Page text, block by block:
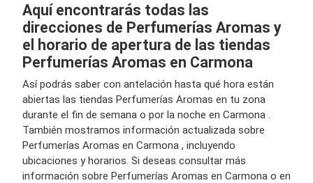
Aquí encontrarás todas las
direcciones de Perfumerías Aromas y
el horario de apertura de las tiendas
Perfumerías Aromas en Carmona
Así podrás saber con antelación hasta qué hora están
abiertas las tiendas Perfumerías Aromas en tu zona
durante el fin de semana o por la noche en Carmona .
También mostramos información actualizada sobre
Perfumerías Aromas en Carmona , incluyendo
ubicaciones y horarios. Si deseas consultar más
información sobre Perfumerías Aromas en Carmona o en